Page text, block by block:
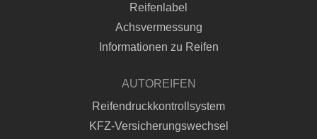
Reifenlabel
Achsvermessung
Informationen zu Reifen
AUTOREIFEN
Reifendruckkontrollsystem
KFZ-Versicherungswechsel